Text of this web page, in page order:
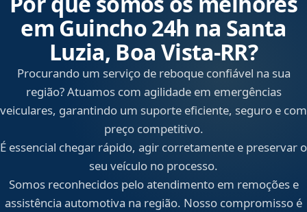
em Guincho 24h na Santa
Luzia, Boa Vista‑RR?
Procurando um serviço de reboque confiável na sua
região? Atuamos com agilidade em emergências
veiculares, garantindo um suporte eficiente, seguro e com
preço competitivo.
É essencial chegar rápido, agir corretamente e preservar o
seu veículo no processo.
Somos reconhecidos pelo atendimento em remoções e
assistência automotiva na região. Nosso compromisso é